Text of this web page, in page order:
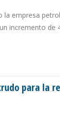
la empresa
incremento de
para la